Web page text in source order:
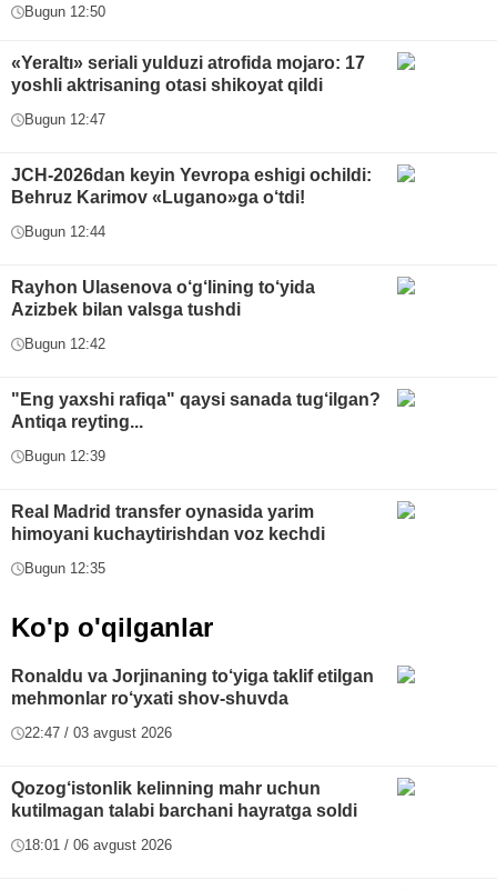
Bugun 12:50
«Yeraltı» seriali yulduzi atrofida mojaro: 17
yoshli aktrisaning otasi shikoyat qildi
Bugun 12:47
JCH-2026dan keyin Yevropa eshigi ochildi:
Behruz Karimov «Lugano»ga o‘tdi!
Bugun 12:44
Rayhon Ulasenova o‘g‘lining to‘yida
Azizbek bilan valsga tushdi
Bugun 12:42
"Eng yaxshi rafiqa" qaysi sanada tug‘ilgan?
Antiqa reyting...
Bugun 12:39
Real Madrid transfer oynasida yarim
himoyani kuchaytirishdan voz kechdi
Bugun 12:35
Ko'p o'qilganlar
Ronaldu va Jorjinaning to‘yiga taklif etilgan
mehmonlar ro‘yxati shov-shuvda
22:47 / 03 avgust 2026
Qozog‘istonlik kelinning mahr uchun
kutilmagan talabi barchani hayratga soldi
18:01 / 06 avgust 2026